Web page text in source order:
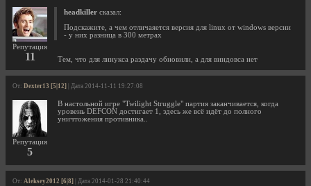
Репутация
11
headkiller сказал:
Подскажите, а чем отличаяется версия для linux от windows версии
- у них разница в 300 метрах
Тем, что для линукса раздачу обновили, а для виндовса нет
От: Dexter13 [5|12] | Дата 2014-11-11 19:27:08
Репутация
5
В настольной игре "Twilight Struggle" партия заканчивается, когда
уровень DEFCON достигает 1, здесь же всё идёт до полного
уничтожения противника..
От: Aleksey2012 [6|8] | Дата 2014-01-28 21:40:44